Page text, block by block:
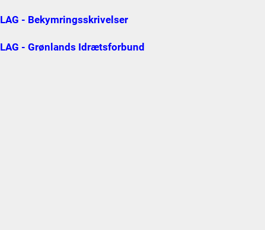
- Bekymringsskrivelser
- Grønlands Idrætsforbund